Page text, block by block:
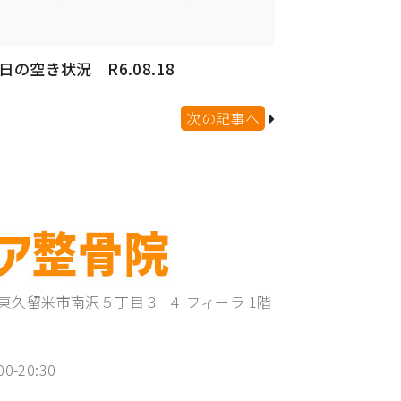
の空き状況 R6.08.18
次の記事へ
久留米市南沢５丁目３−４ フィーラ 1階
20:30